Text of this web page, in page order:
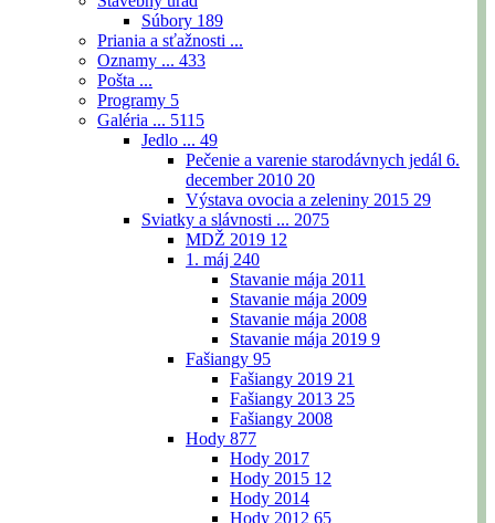
Súbory 189
Priania a sťažnosti ...
Oznamy ... 433
Pošta ...
Programy 5
Galéria ... 5115
Jedlo ... 49
Pečenie a varenie starodávnych jedál 6.
december 2010 20
Výstava ovocia a zeleniny 2015 29
Sviatky a slávnosti ... 2075
MDŽ 2019 12
1. máj 240
Stavanie mája 2011
Stavanie mája 2009
Stavanie mája 2008
Stavanie mája 2019 9
Fašiangy 95
Fašiangy 2019 21
Fašiangy 2013 25
Fašiangy 2008
Hody 877
Hody 2017
Hody 2015 12
Hody 2014
Hody 2012 65